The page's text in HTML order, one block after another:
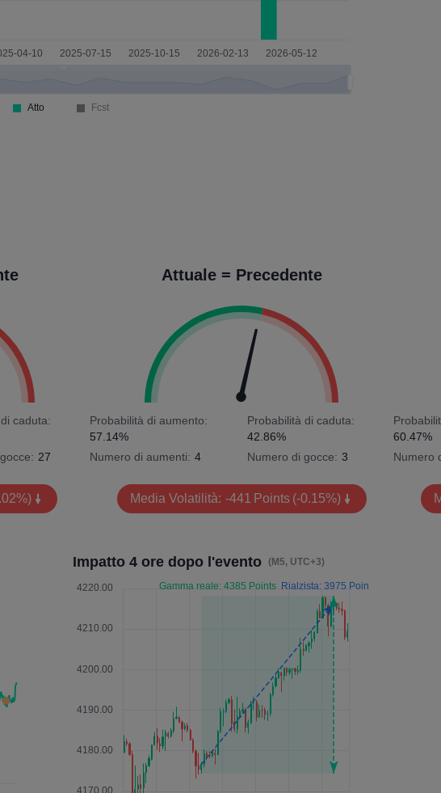
caduta:
27
Attuale = Precedente
Probabilità di aumento:
57.14%
Numero di aumenti: 4
Probabilità di caduta:
42.86%
Numero di gocce: 3
Media Volatilità: -441 Points (-0.15%)
60.47%
Numero
Impatto 4 ore dopo l'evento (M5, UTC+3)